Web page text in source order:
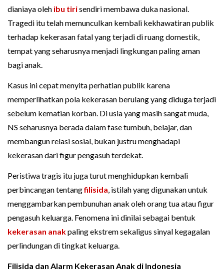
dianiaya oleh ibu tirisendiri membawa duka nasional.
Tragedi itu telah memunculkan kembali kekhawatiran publik
terhadap kekerasan fatal yang terjadi di ruang domestik,
tempat yang seharusnya menjadi lingkungan paling aman
bagi anak.
Kasus ini cepat menyita perhatian publik karena
memperlihatkan pola kekerasan berulang yang diduga terjadi
sebelum kematian korban. Di usia yang masih sangat muda,
NS seharusnya berada dalam fase tumbuh, belajar, dan
membangun relasi sosial, bukan justru menghadapi
kekerasan dari figur pengasuh terdekat.
Peristiwa tragis itu juga turut menghidupkan kembali
perbincangan tentangfilisida , istilah yang digunakan untuk
menggambarkan pembunuhan anak oleh orang tua atau figur
pengasuh keluarga. Fenomena ini dinilai sebagai bentuk
kekerasan anakpaling ekstrem sekaligus sinyal kegagalan
perlindungan di tingkat keluarga.
Filisida dan Alarm Kekerasan Anak di Indonesia